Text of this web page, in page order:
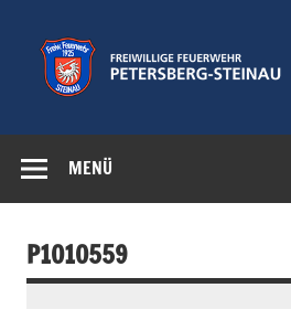
springen
MENÜ
P1010559